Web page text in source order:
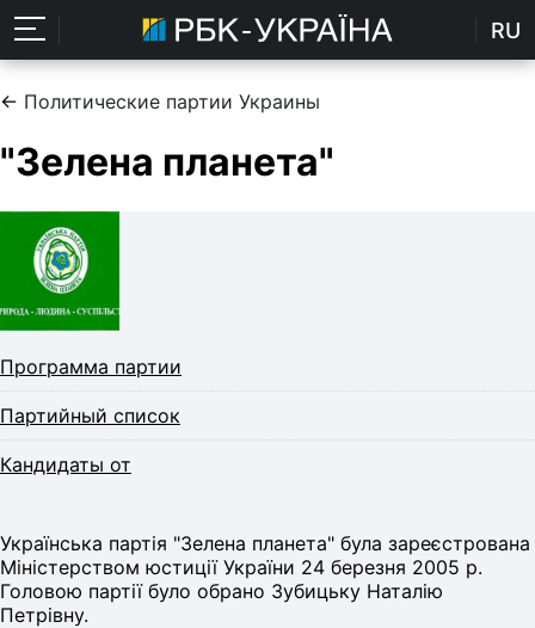
RU
← Политические партии Украины
"Зелена планета"
Программа партии
Партийный список
Кандидаты от
Українська партія "Зелена планета" була зареєстрована
Міністерством юстиції України 24 березня 2005 р.
Головою партії було обрано Зубицьку Наталію
Петрівну.